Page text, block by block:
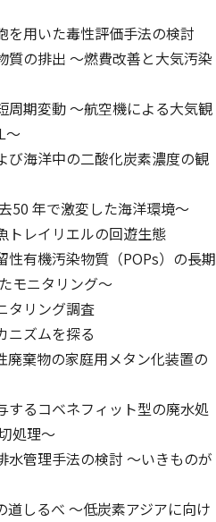
を用いた毒性評価手法の検討
質の排出 ～燃費改善と大気汚染
周期変動 ～航空機による大気観
～
び海洋中の二酸化炭素濃度の観
50 年で激変した海洋環境～
トレイリエルの回遊生態
性有機汚染物質（POPs）の長期
モニタリング～
タリング調査
ニズムを探る
廃棄物の家庭用メタン化装置の
するコベネフィット型の廃水処
処理～
水管理手法の検討 ～いきものが
道しるべ ～低炭素アジアに向け